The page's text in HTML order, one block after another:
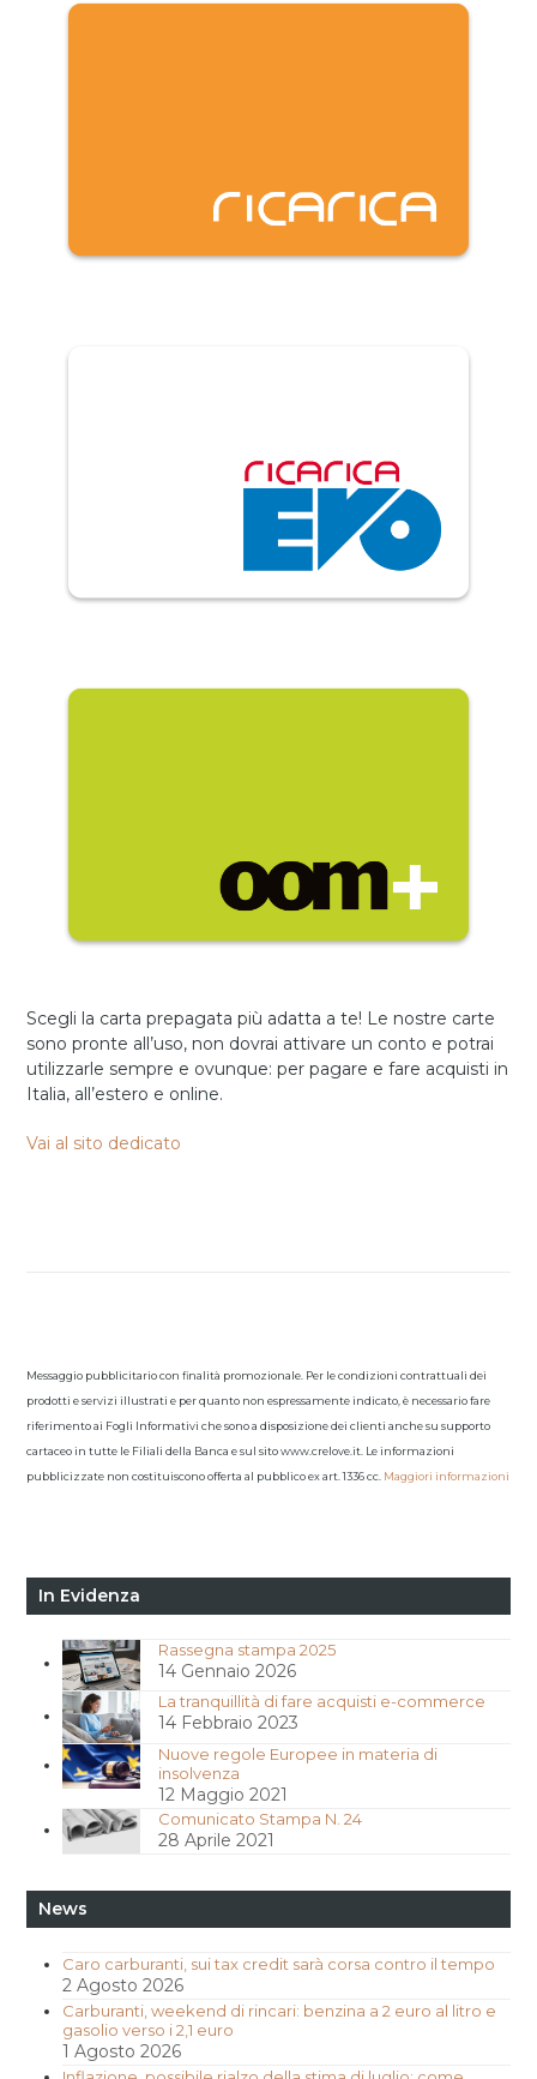
Scegli la carta prepagata più adatta a te! Le nostre carte
sono pronte all’uso, non dovrai attivare un conto e potrai
utilizzarle sempre e ovunque: per pagare e fare acquisti in
Italia, all’estero e online.
Vai al sito dedicato
Messaggio pubblicitario con finalità promozionale. Per le condizioni contrattuali dei
prodotti e servizi illustrati e per quanto non espressamente indicato, è necessario fare
riferimento ai Fogli Informativi che sono a disposizione dei clienti anche su supporto
cartaceo in tutte le Filiali della Banca e sul sito www.crelove.it. Le informazioni
pubblicizzate non costituiscono offerta al pubblico ex art. 1336 cc. Maggiori informazioni
In Evidenza
Rassegna stampa 2025
14 Gennaio 2026
La tranquillità di fare acquisti e-commerce
14 Febbraio 2023
Nuove regole Europee in materia di
insolvenza
12 Maggio 2021
Comunicato Stampa N. 24
28 Aprile 2021
News
Caro carburanti, sui tax credit sarà corsa contro il tempo
2 Agosto 2026
Carburanti, weekend di rincari: benzina a 2 euro al litro e
gasolio verso i 2,1 euro
1 Agosto 2026